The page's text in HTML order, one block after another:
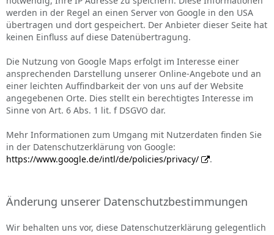
werden in der Regel an einen Server von Google in den USA
übertragen und dort gespeichert. Der Anbieter dieser Seite hat
keinen Einfluss auf diese Datenübertragung.
Die Nutzung von Google Maps erfolgt im Interesse einer
ansprechenden Darstellung unserer Online-Angebote und an
einer leichten Auffindbarkeit der von uns auf der Website
angegebenen Orte. Dies stellt ein berechtigtes Interesse im
Sinne von Art. 6 Abs. 1 lit. f DSGVO dar.
Mehr Informationen zum Umgang mit Nutzerdaten finden Sie
in der Datenschutzerklärung von Google:
https://www.google.de/intl/de/policies/privacy/
.
Änderung unserer Datenschutzbestimmungen
Wir behalten uns vor, diese Datenschutzerklärung gelegentlich